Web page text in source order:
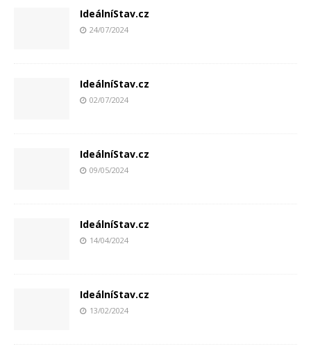
IdeálníStav.cz
24/07/2024
IdeálníStav.cz
02/07/2024
IdeálníStav.cz
09/05/2024
IdeálníStav.cz
14/04/2024
IdeálníStav.cz
13/02/2024